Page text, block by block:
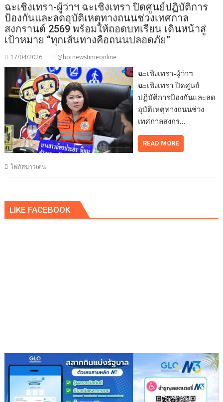
ฉะเชิงเทรา-ผู้ว่าฯ ฉะเชิงเทรา ปิดศูนย์ปฏิบัติการ
ป้องกันและลดอุบัติเหตุทางถนนช่วงเทศกาล
สงกรานต์ 2569 พร้อมให้ถอดบทเรียน เดินหน้าสู่
เป้าหมาย “ทุกเส้นทางคือถนนปลอดภัย”
17/04/2026 @hotnewstimeonline
ฉะเชิงเทรา-ผู้ว่าฯ
ฉะเชิงเทรา ปิดศูนย์
ปฏิบัติการป้องกันและลด
อุบัติเหตุทางถนนช่วง
เทศกาลสงกร…
READ MORE
โฟกัสข่าวเด่น
LIKE FACEBOOK